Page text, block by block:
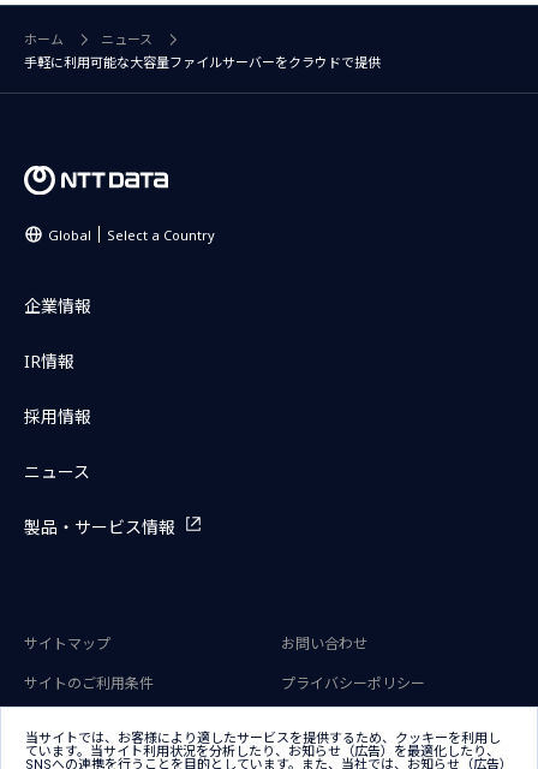
ホーム
ニュース
手軽に利用可能な大容量ファイルサーバーをクラウドで提供
Global Select a Country
企業情報
IR情報
採用情報
ニュース
製品・サービス情報
サイトマップ
お問い合わせ
サイトのご利用条件
プライバシーポリシー
クッキー（Cookie）プリファレン
当サイトでは、お客様により適したサービスを提供するため、クッキーを利用し
ています。当サイト利用状況を分析したり、お知らせ（広告）を最適化したり、
SNSへの連携を行うことを目的としています。また、当社では、お知らせ（広告）